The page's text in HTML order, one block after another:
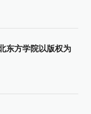
东方学院以版权为